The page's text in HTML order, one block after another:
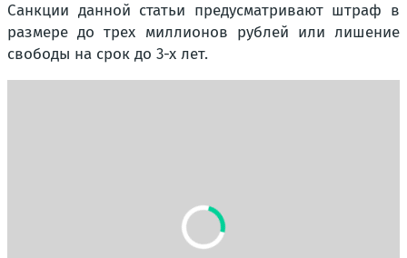
Санкции данной статьи предусматривают штраф в
размере до трех миллионов рублей или лишение
свободы на срок до 3-х лет.